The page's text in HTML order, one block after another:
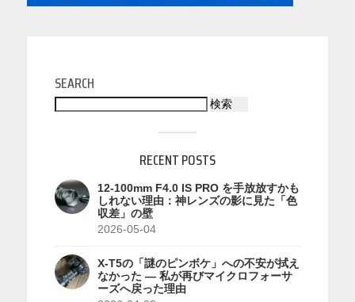
SEARCH
検索
RECENT POSTS
12-100mm F4.0 IS PRO を手放放すかも
しれない理由：神レンズの影に見た「色
収差」の壁
2026-05-04
X-T5の「謎のピンボケ」への不安が拭え
なかった — 私が再びマイクロフォーサ
ーズへ戻った理由